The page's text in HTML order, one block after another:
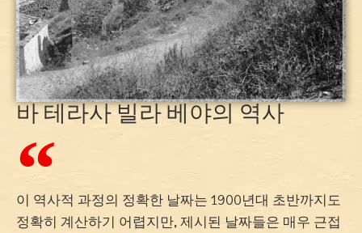
바 테라사 빌라 베야의 역사
이 역사적 과정의 정확한 날짜는 1900년대 초반까지도
정확히 계산하기 어렵지만, 제시된 날짜들은 매우 근접